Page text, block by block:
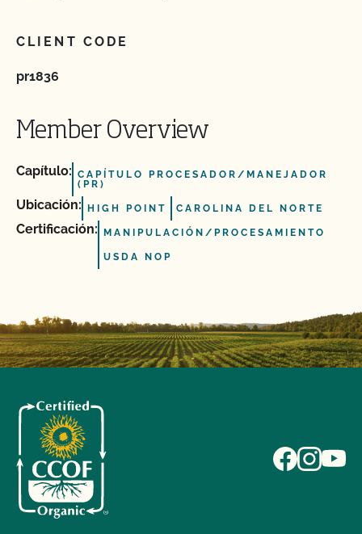
CLIENT CODE
pr1836
Member Overview
Capítulo: CAPÍTULO PROCESADOR/MANEJADOR
(PR)
Ubicación: HIGH POINT CAROLINA DEL NORTE
Certificación: MANIPULACIÓN/PROCESAMIENTO
USDA NOP